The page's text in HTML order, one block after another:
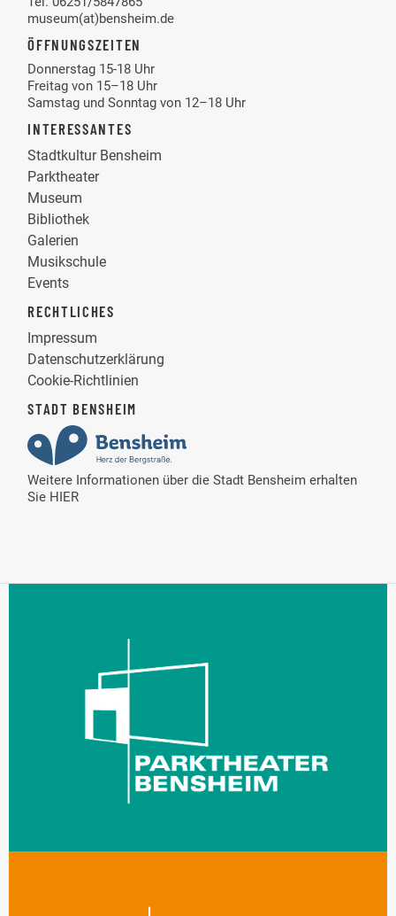
museum(at)bensheim.de
ÖFFNUNGSZEITEN
Donnerstag 15-18 Uhr
Freitag von 15–18 Uhr
Samstag und Sonntag von 12–18 Uhr
INTERESSANTES
Stadtkultur Bensheim
Parktheater
Museum
Bibliothek
Galerien
Musikschule
Events
RECHTLICHES
Impressum
Datenschutzerklärung
Cookie-Richtlinien
STADT BENSHEIM
Weitere Informationen über die Stadt Bensheim erhalten
Sie HIER